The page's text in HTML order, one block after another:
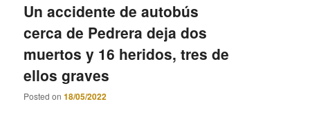
Un accidente de autobús
cerca de Pedrera deja dos
muertos y 16 heridos, tres de
ellos graves
Posted on18/05/2022